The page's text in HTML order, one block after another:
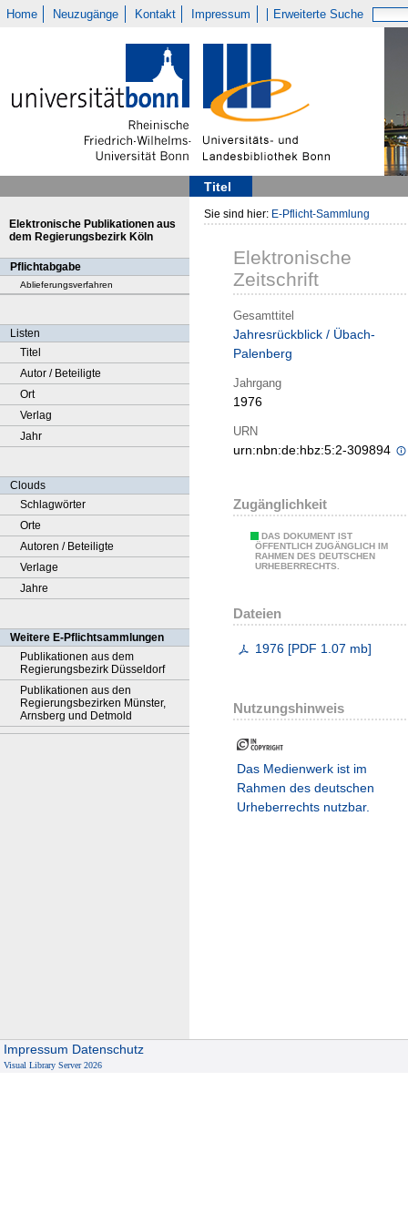
Home Neuzugänge Kontakt Impressum Erweiterte Suche
Titel
Elektronische Publikationen aus
dem Regierungsbezirk Köln
Pflichtabgabe
Ablieferungsverfahren
Listen
Titel
Autor / Beteiligte
Ort
Verlag
Jahr
Clouds
Schlagwörter
Orte
Autoren / Beteiligte
Verlage
Jahre
Weitere E-Pflichtsammlungen
Publikationen aus dem
Regierungsbezirk Düsseldorf
Publikationen aus den
Regierungsbezirken Münster,
Arnsberg und Detmold
Sie sind hier: E-Pflicht-Sammlung
Elektronische
Zeitschrift
Gesamttitel
Jahresrückblick / Übach-
Palenberg
Jahrgang
1976
URN
urn:nbn:de:hbz:5:2-309894
Zugänglichkeit
DAS DOKUMENT IST
ÖFFENTLICH ZUGÄNGLICH IM
RAHMEN DES DEUTSCHEN
URHEBERRECHTS.
Dateien
1976 [PDF 1.07 mb]
Nutzungshinweis
Das Medienwerk ist im
Rahmen des deutschen
Urheberrechts nutzbar.
Impressum Datenschutz
Visual Library Server 2026